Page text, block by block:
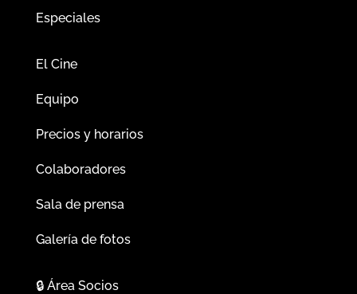
Especiales
El Cine
Equipo
Precios y horarios
Colaboradores
Sala de prensa
Galería de fotos
🔒Área Socios